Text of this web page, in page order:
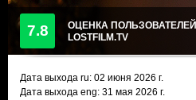
7.8
ОЦЕНКА ПОЛЬЗОВАТЕЛЕЙ
LOSTFILM.TV
Дата выхода ru: 02 июня 2026 г.
Дата выхода eng: 31 мая 2026 г.